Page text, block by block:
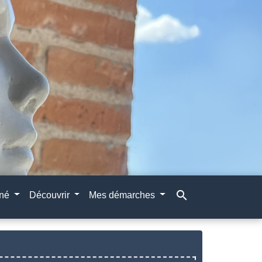
Découvrir Mes démarches search